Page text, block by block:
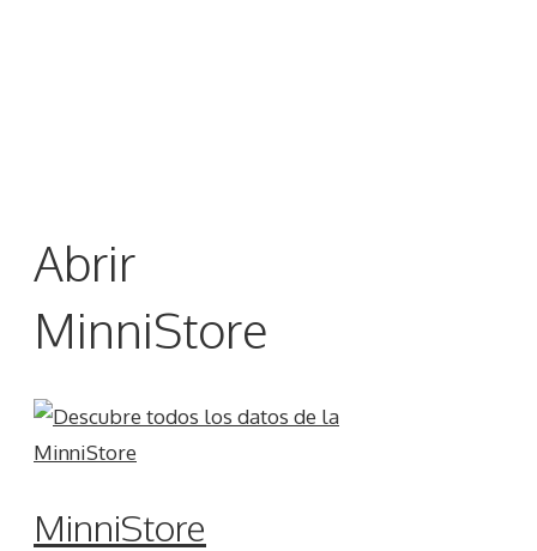
Abrir
MinniStore
MinniStore